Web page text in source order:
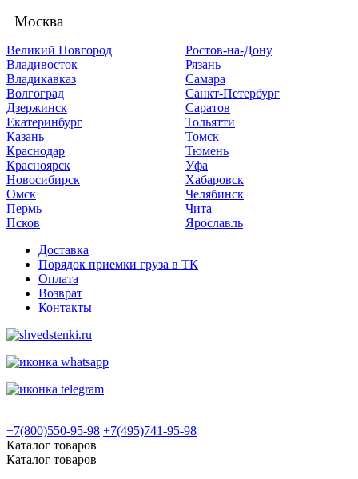
Москва
Великий Новгород
Владивосток
Владикавказ
Волгоград
Дзержинск
Екатеринбург
Казань
Краснодар
Красноярск
Новосибирск
Омск
Пермь
Псков
Ростов-на-Дону
Рязань
Самара
Санкт-Петербург
Саратов
Тольятти
Томск
Тюмень
Уфа
Хабаровск
Челябинск
Чита
Ярославль
Доставка
Порядок приемки груза в ТК
Оплата
Возврат
Контакты
+7(800)550-95-98 +7(495)741-95-98
Каталог товаров
Каталог товаров